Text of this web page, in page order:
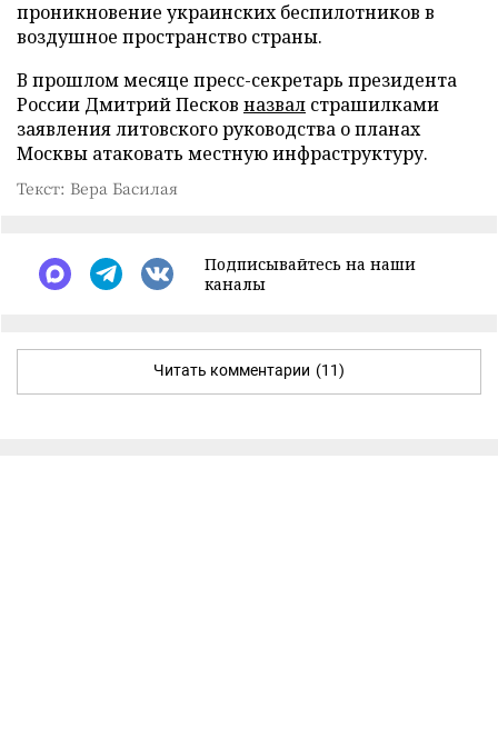
проникновение украинских беспилотников в
воздушное пространство страны.
В прошлом месяце пресс-секретарь президента
России Дмитрий Песков назвал страшилками
заявления литовского руководства о планах
Москвы атаковать местную инфраструктуру.
Текст: Вера Басилая
Подписывайтесь на наши
каналы
Читать комментарии (11)